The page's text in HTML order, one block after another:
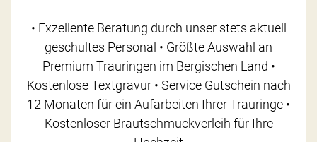
• Exzellente Beratung durch unser stets aktuell
geschultes Personal • Größte Auswahl an
Premium Trauringen im Bergischen Land •
Kostenlose Textgravur • Service Gutschein nach
12 Monaten für ein Aufarbeiten Ihrer Trauringe •
Kostenloser Brautschmuckverleih für Ihre